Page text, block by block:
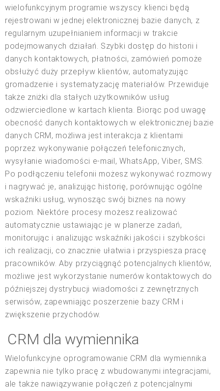
wielofunkcyjnym programie wszyscy klienci będą
rejestrowani w jednej elektronicznej bazie danych, z
regularnym uzupełnianiem informacji w trakcie
podejmowanych działań. Szybki dostęp do historii i
danych kontaktowych, płatności, zamówień pomoże
obsłużyć duży przepływ klientów, automatyzując
gromadzenie i systematyzację materiałów. Przewiduje
także zniżki dla stałych użytkowników usług
odzwierciedlone w kartach klienta. Biorąc pod uwagę
obecność danych kontaktowych w elektronicznej bazie
danych CRM, możliwa jest interakcja z klientami
poprzez wykonywanie połączeń telefonicznych,
wysyłanie wiadomości e-mail, WhatsApp, Viber, SMS.
Po podłączeniu telefonii możesz wykonywać rozmowy
i nagrywać je, analizując historię, porównując ogólne
wskaźniki usług, wynosząc swój biznes na nowy
poziom. Niektóre procesy możesz realizować
automatycznie ustawiając je w planerze zadań,
monitorując i analizując wskaźniki jakości i szybkości
ich realizacji, co znacznie ułatwia i przyspiesza pracę
pracowników. Aby przyciągnąć potencjalnych klientów,
możliwe jest wykorzystanie numerów kontaktowych do
późniejszej dystrybucji wiadomości z zewnętrznych
serwisów, zapewniając poszerzenie bazy CRM i
zwiększenie przychodów.
CRM dla wymiennika
Wielofunkcyjne oprogramowanie CRM dla wymiennika
zapewnia nie tylko pracę z wbudowanymi integracjami,
ale także nawiązywanie połączeń z potencjalnymi